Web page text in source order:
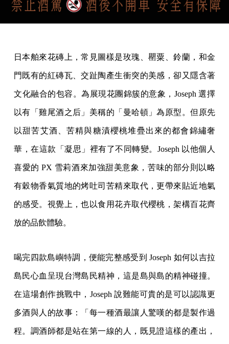
日本舶來花磚上，常見圖樣是玫瑰、罌粟、鈴蘭，和金
門既有的紅磚瓦、交趾陶產生衝突的美感，卻又隱含著
文化融合的包容。為展現花團錦簇的意象，Joseph 選擇
以有「雞尾酒之后」美稱的「曼哈頓」為原型。但原先
以甜苦艾酒、苦精與糖漬櫻桃堆疊出來的都會錦繡奢
華，在這款「凝思」裡有了不同轉變。Joseph 以他個人
喜愛的 PX 雪莉酒來加強甜美意象，苦味的部分則以略
有穀物香氣質地的烤吐司苦精來取代，更帶來貼近地氣
的感受。視覺上，也以食用花卉取代櫻桃，架構百花齊
放的品飲體驗。
喝完四款島嶼特調，便能完整感受到 Joseph 如何以吉拉
島民心血呈現台灣島民精神，這是島與島的精神碰撞。
在這場創作挑戰中，Joseph 說難能可貴的是可以認識更
多酒與人的故事：「每一種酒最讓人驚嘆的都是製作過
程。調酒師都是站在第一線的人，既見證這樣的產出，